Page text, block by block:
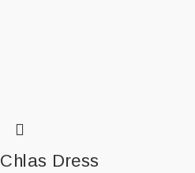
Chlas Dress